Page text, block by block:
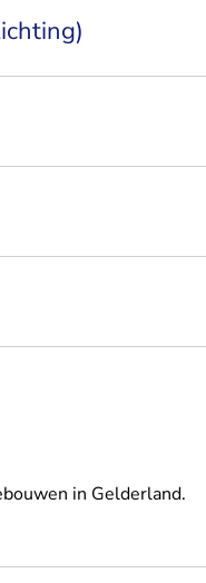
in Gelderland.